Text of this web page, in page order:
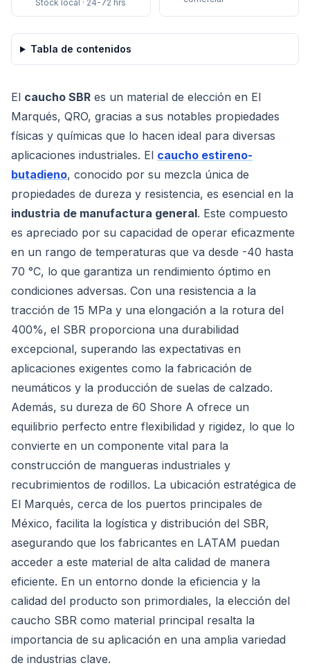
Stock local · 24-72 hrs
Tabla de contenidos
El caucho SBR es un material de elección en El
Marqués, QRO, gracias a sus notables propiedades
físicas y químicas que lo hacen ideal para diversas
aplicaciones industriales. El caucho estireno-
butadieno, conocido por su mezcla única de
propiedades de dureza y resistencia, es esencial en la
industria de manufactura general. Este compuesto
es apreciado por su capacidad de operar eficazmente
en un rango de temperaturas que va desde -40 hasta
70 °C, lo que garantiza un rendimiento óptimo en
condiciones adversas. Con una resistencia a la
tracción de 15 MPa y una elongación a la rotura del
400%, el SBR proporciona una durabilidad
excepcional, superando las expectativas en
aplicaciones exigentes como la fabricación de
neumáticos y la producción de suelas de calzado.
Además, su dureza de 60 Shore A ofrece un
equilibrio perfecto entre flexibilidad y rigidez, lo que lo
convierte en un componente vital para la
construcción de mangueras industriales y
recubrimientos de rodillos. La ubicación estratégica de
El Marqués, cerca de los puertos principales de
México, facilita la logística y distribución del SBR,
asegurando que los fabricantes en LATAM puedan
acceder a este material de alta calidad de manera
eficiente. En un entorno donde la eficiencia y la
calidad del producto son primordiales, la elección del
caucho SBR como material principal resalta la
importancia de su aplicación en una amplia variedad
de industrias clave.